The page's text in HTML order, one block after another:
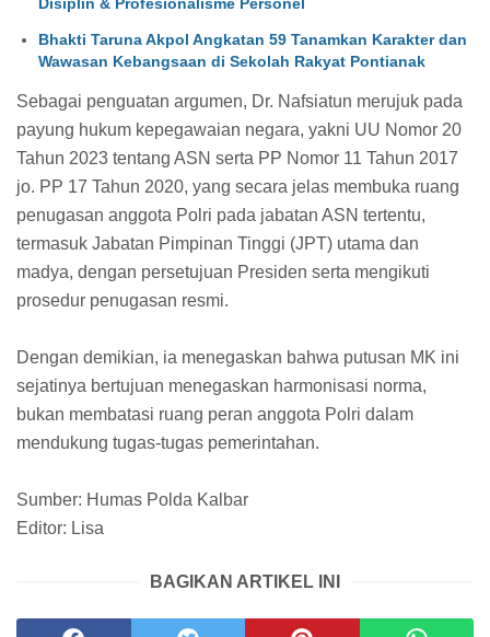
Bhakti Taruna Akpol Angkatan 59 Tanamkan Karakter dan
Wawasan Kebangsaan di Sekolah Rakyat Pontianak
Sebagai penguatan argumen, Dr. Nafsiatun merujuk pada
payung hukum kepegawaian negara, yakni UU Nomor 20
Tahun 2023 tentang ASN serta PP Nomor 11 Tahun 2017
jo. PP 17 Tahun 2020, yang secara jelas membuka ruang
penugasan anggota Polri pada jabatan ASN tertentu,
termasuk Jabatan Pimpinan Tinggi (JPT) utama dan
madya, dengan persetujuan Presiden serta mengikuti
prosedur penugasan resmi.
Dengan demikian, ia menegaskan bahwa putusan MK ini
sejatinya bertujuan menegaskan harmonisasi norma,
bukan membatasi ruang peran anggota Polri dalam
mendukung tugas-tugas pemerintahan.
Sumber: Humas Polda Kalbar
Editor: Lisa
BAGIKAN ARTIKEL INI